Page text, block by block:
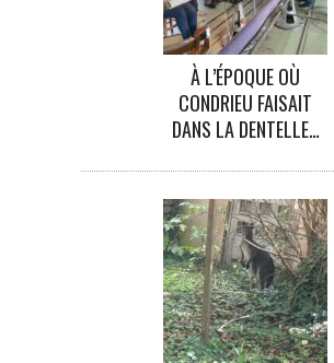
À L’ÉPOQUE OÙ
CONDRIEU FAISAIT
DANS LA DENTELLE…